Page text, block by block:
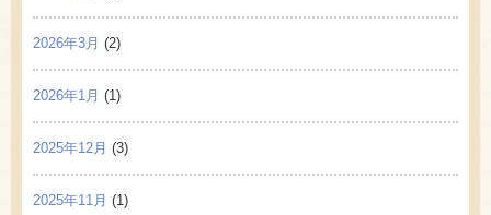
2026年3月 (2)
2026年1月 (1)
2025年12月 (3)
2025年11月 (1)